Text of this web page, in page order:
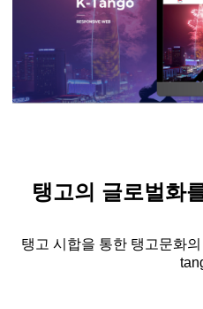
탱고의 글로벌화
탱고 시합을 통한 탱고문화의